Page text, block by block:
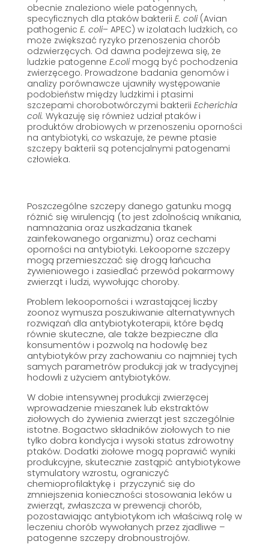
obecnie znaleziono wiele patogennych,
specyficznych dla ptaków bakterii E. coli (Avian
pathogenic E. coli– APEC) w izolatach ludzkich, co
może zwiększać ryzyko przenoszenia chorób
odzwierzęcych. Od dawna podejrzewa się, że
ludzkie patogenne E.coli mogą być pochodzenia
zwierzęcego. Prowadzone badania genomów i
analizy porównawcze ujawniły występowanie
podobieństw między ludzkimi i ptasimi
szczepami chorobotwórczymi bakterii Echerichia
coli. Wykazuję się również udział ptaków i
produktów drobiowych w przenoszeniu oporności
na antybiotyki, cowskazuje, że pewne ptasie
szczepy bakterii są potencjalnymi patogenami
człowieka.
Poszczególne szczepy danego gatunku mogą
różnić się wirulencją (to jest zdolnością wnikania,
namnażania oraz uszkadzania tkanek
zainfekowanego organizmu) oraz cechami
oporności na antybiotyki. Lekooporne szczepy
mogą przemieszczać się drogą łańcucha
żywieniowego i zasiedlać przewód pokarmowy
zwierząt i ludzi, wywołując choroby.
Problem lekooporności i wzrastającej liczby
zoonoz wymusza poszukiwanie alternatywnych
rozwiązań dla antybiotykoterapii, które będą
równie skuteczne, ale także bezpieczne dla
konsumentów i pozwolą na hodowlę bez
antybiotyków przy zachowaniu co najmniej tych
samych parametrów produkcji jak w tradycyjnej
hodowli z użyciem antybiotyków.
W dobie intensywnej produkcji zwierzęcej
wprowadzenie mieszanek lub ekstraktów
ziołowych do żywienia zwierząt jest szczególnie
istotne. Bogactwo składników ziołowych to nie
tylko dobra kondycja i wysoki status zdrowotny
ptaków. Dodatki ziołowe mogą poprawić wyniki
produkcyjne, skutecznie zastąpić antybiotykowe
stymulatory wzrostu, ograniczyć
chemioprofilaktykę i przyczynić się do
zmniejszenia konieczności stosowania leków u
zwierząt, zwłaszcza w prewencji chorób,
pozostawiając antybiotykom ich właściwą rolę w
leczeniu chorób wywołanych przez zjadliwe –
patogenne szczepy drobnoustrojów.